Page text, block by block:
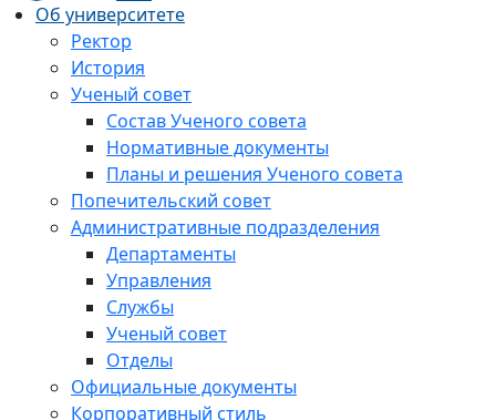
Об университете
Ректор
История
Ученый совет
Состав Ученого совета
Нормативные документы
Планы и решения Ученого совета
Попечительский совет
Административные подразделения
Департаменты
Управления
Службы
Ученый совет
Отделы
Официальные документы
Корпоративный стиль